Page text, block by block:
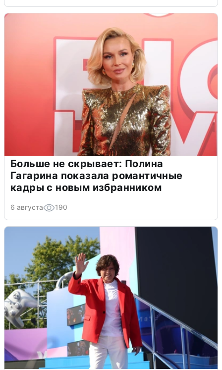
Больше не скрывает: Полина
Гагарина показала романтичные
кадры с новым избранником
6 августа 190